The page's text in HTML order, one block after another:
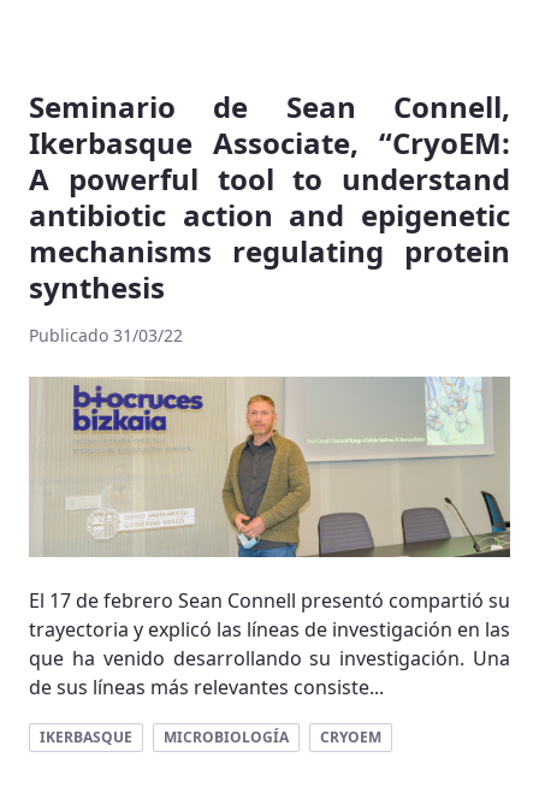
Seminario de Sean Connell,
Ikerbasque Associate, “CryoEM:
A powerful tool to understand
antibiotic action and epigenetic
mechanisms regulating protein
synthesis
Publicado 31/03/22
El 17 de febrero Sean Connell presentó compartió su
trayectoria y explicó las líneas de investigación en las
que ha venido desarrollando su investigación. Una
de sus líneas más relevantes consiste...
IKERBASQUE MICROBIOLOGÍA CRYOEM